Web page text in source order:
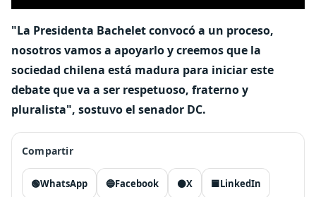
"La Presidenta Bachelet convocó a un proceso,
nosotros vamos a apoyarlo y creemos que la
sociedad chilena está madura para iniciar este
debate que va a ser respetuoso, fraterno y
pluralista", sostuvo el senador DC.
Compartir
🟢WhatsApp 🔵Facebook ⚫X 🟦LinkedIn